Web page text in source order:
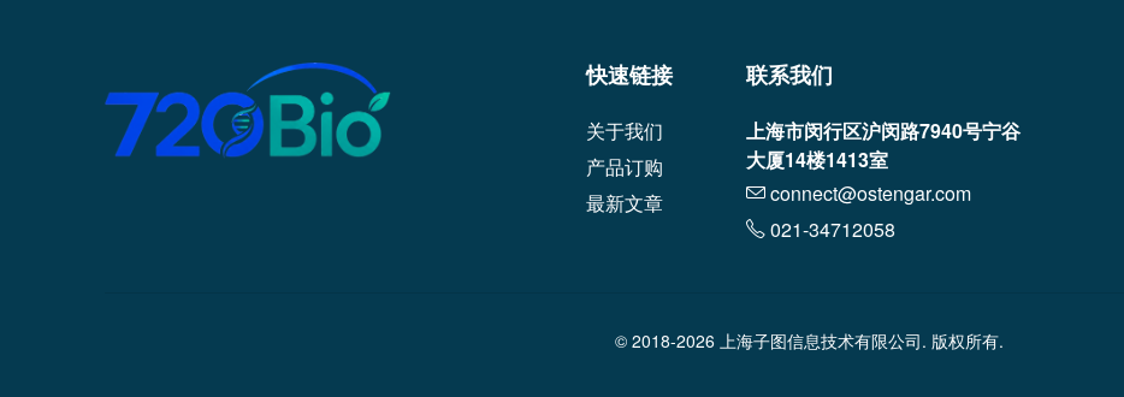
快速链接
关于我们
产品订购
最新文章
联系我们
上海市闵行区沪闵路7940号宁谷
大厦14楼1413室
connect@ostengar.com
021-34712058
© 2018-2026 上海子图信息技术有限公司. 版权所有.